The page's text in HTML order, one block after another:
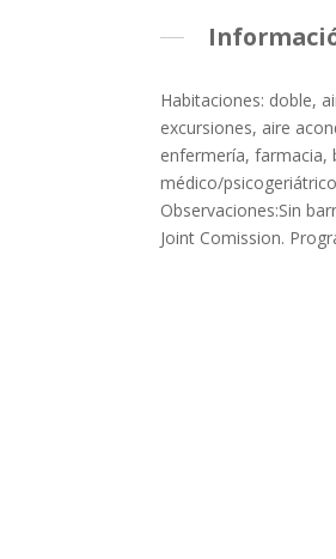
Habitaciones: doble,
excursiones, aire
enfermería, farmacia,
médico/
Observaciones:Sin
Joint Comission.